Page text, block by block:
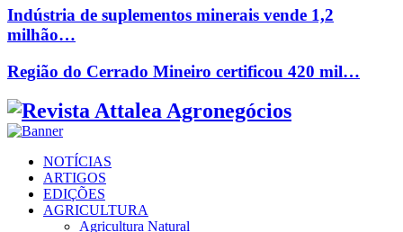
Indústria de suplementos minerais vende 1,2
milhão…
Região do Cerrado Mineiro certificou 420 mil…
Facebook
Twitter
Instagram
Linkedin
Youtube
Email
NOTÍCIAS
ARTIGOS
EDIÇÕES
AGRICULTURA
Agricultura Natural